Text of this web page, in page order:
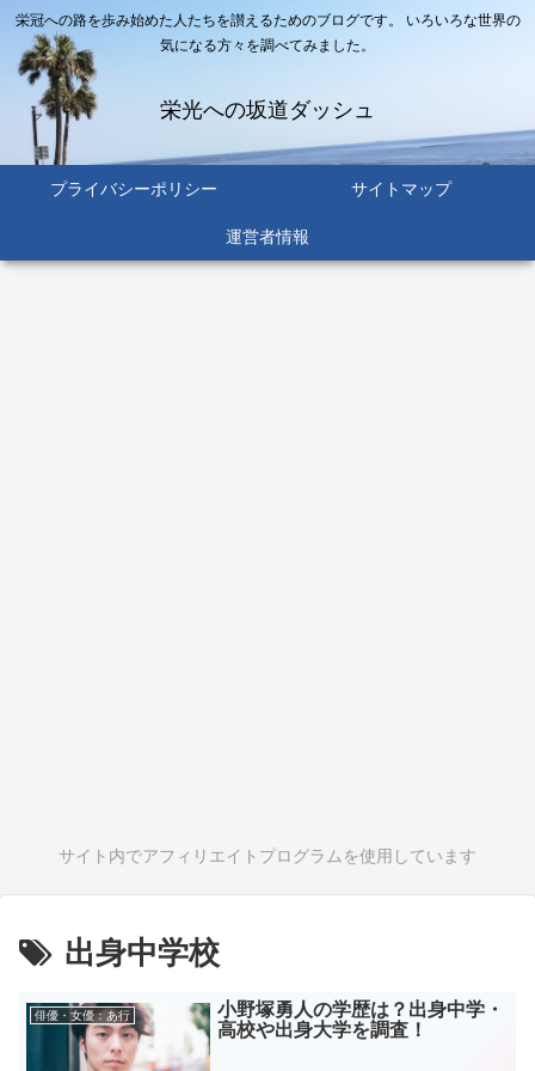
栄冠への路を歩み始めた人たちを讃えるためのブログです。 いろいろな世界の
気になる方々を調べてみました。
栄光への坂道ダッシュ
プライバシーポリシー サイトマップ
運営者情報
サイト内でアフィリエイトプログラムを使用しています
出身中学校
俳優・女優：あ行
小野塚勇人の学歴は？出身中学・
高校や出身大学を調査！